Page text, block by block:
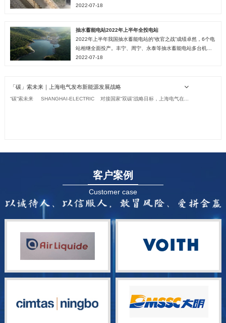
电。 埃塞...
2022-07-18
抽水蓄能电站2022年上半年全投电站
2022年上半年我国抽水蓄能电站的“收官之战”成绩卓然，6个电
站相继全面投产。丰宁、周宁、永泰等抽水蓄能电站多台机组
也相继投产发电于“七一”前夕正式投产发电，为...
2022-07-18
「碳」索未来｜上海电气发布新能源发展战略
“碳”索未来 SHANGHAI-ELECTRIC 对接国家“双碳”战略目标，上海电气在...
客户案例
Customer case